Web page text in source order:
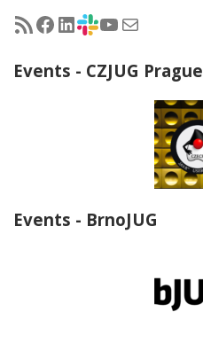
RSS - články na jug.cz
Facebook skupina Czech Java User Group
LinkedIn skupina Czech Java User Group
CZJUG Slack fórum
CZJUG YouTube kanálCZJUG email
Events - CZJUG Prague
Events - BrnoJUG